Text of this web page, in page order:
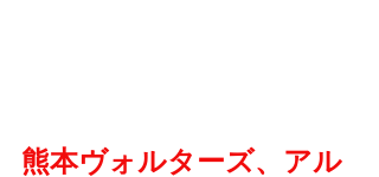
熊本ヴォルターズ、アル